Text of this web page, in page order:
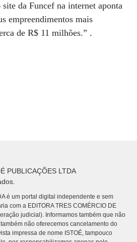
da Funcef na internet aponta
empreendimentos mais
de R$ 11 milhões.” .
PUBLICAÇÕES LTDA
é um portal digital independente e sem
com a EDITORA TRES COMÉRCIO DE
judicial). Informamos também que não
não oferecemos cancelamento do
impressa de nome ISTOÉ, tampouco